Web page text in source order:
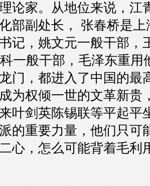
论家。从地位来说，江
部副处长， 张春桥是
记，姚文元一般干部，
一般干部，毛泽东重用
门，都进入了中国的最
为权倾一世的文革新贵
叶剑英陈锡联等平起平
的重要力量，他们只可
心，怎么可能背着毛利